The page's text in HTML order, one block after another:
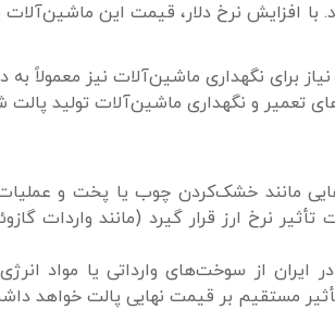
با افزایش نرخ دلار، قیمت این ماشین‌آلات
برای نگهداری ماشین‌آلات نیز معمولاً به
تعمیر و نگهداری ماشین‌آلات تولید پالت
مانند خشک‌کردن چوب یا پخت و
نرخ ارز قرار گیرد (مانند واردات
ایران از سوخت‌های وارداتی یا مواد
مستقیم بر قیمت نهایی پالت خواهد